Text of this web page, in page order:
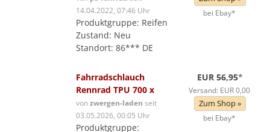
14.04.2022, 07:46 Uhr
Produktgruppe: Reifen
Zustand: Neu
Standort: 86*** DE
bei Ebay*
Fahrradschlauch
Rennrad TPU 700 x
vonzwergen-laden seit
03.05.2026, 00:05 Uhr
Produktgruppe:
EUR 56,95*
Versand: EUR 0,00
Zum Shop »
bei Ebay*